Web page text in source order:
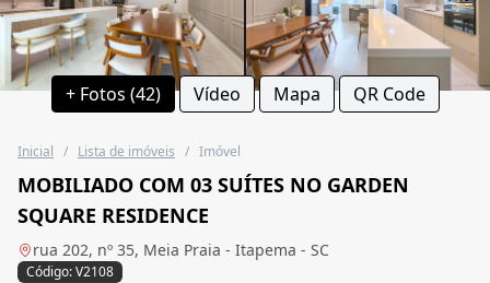
+ Fotos (42) Vídeo Mapa QR Code
Inicial / Lista de imóveis / Imóvel
MOBILIADO COM 03 SUÍTES NO GARDEN
SQUARE RESIDENCE
rua 202, nº 35, Meia Praia - Itapema - SC
Código: V2108